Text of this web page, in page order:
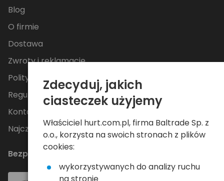
Blog
O firmie
Dostawa
Zwroty i reklamacje
Polityka Prywatności
Regulamin
Kontakt
Najczęściej zadawane pytania
Bezpieczne płatności
Zdecyduj, jakich
ciasteczek użyjemy
Właściciel hurt.com.pl, firma Baltrade Sp. z
o.o., korzysta na swoich stronach z plików
cookies:
wykorzystywanych do analizy ruchu